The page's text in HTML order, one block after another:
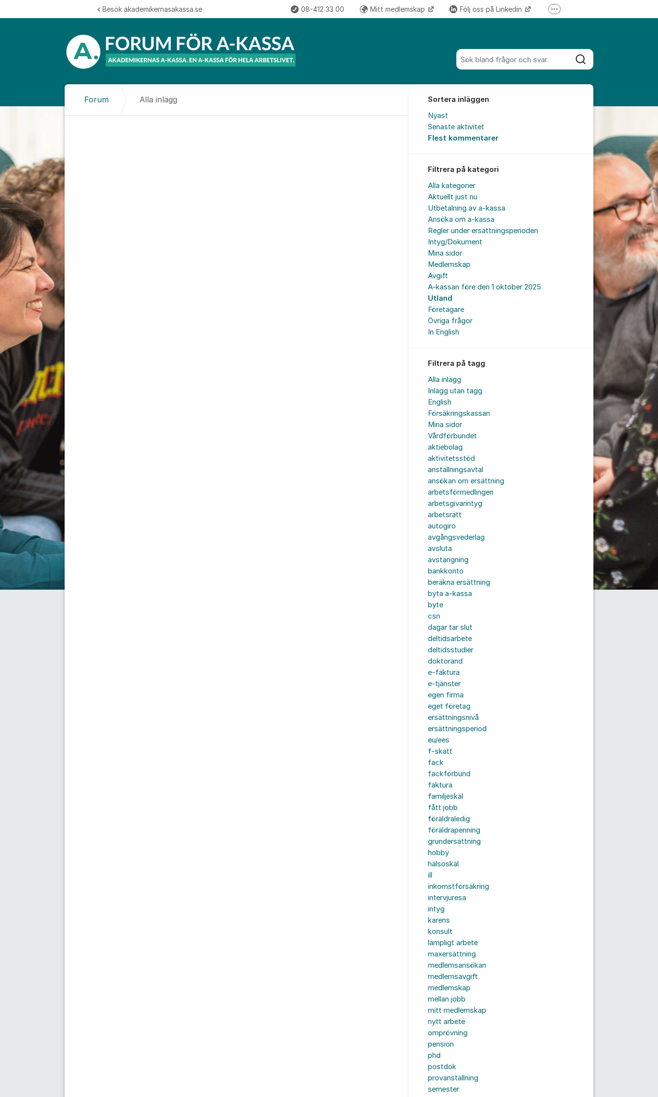
Sök bland alla inlägg
Sök
Besök akademikernasakassa.se 08-412 33 00 Mitt medlemskap Följ oss på Linkedin Fler supportlänkar
Forum Alla inlägg
Sortera inläggen
Nyast
Senaste aktivitet
Flest kommentarer
Filtrera på kategori
Alla kategorier
Aktuellt just nu
Utbetalning av a-kassa
Ansöka om a-kassa
Regler under ersättningsperioden
Intyg/Dokument
Mina sidor
Medlemskap
Avgift
A-kassan före den 1 oktober 2025
Utland
Företagare
Övriga frågor
In English
Filtrera på tagg
Alla inlägg
Inlägg utan tagg
English
Försäkringskassan
Mina sidor
Vårdförbundet
aktiebolag
aktivitetsstöd
anställningsavtal
ansökan om ersättning
arbetsförmedlingen
arbetsgivarintyg
arbetsrätt
autogiro
avgångsvederlag
avsluta
avstängning
bankkonto
beräkna ersättning
byta a-kassa
byte
csn
dagar tar slut
deltidsarbete
deltidsstudier
doktorand
e-faktura
e-tjänster
egen firma
eget företag
ersättningsnivå
ersättningsperiod
eu/ees
f-skatt
fack
fackförbund
faktura
familjeskäl
fått jobb
föräldraledig
föräldrapenning
grundersättning
hobby
hälsoskäl
ill
inkomstförsäkring
intervjuresa
intyg
karens
konsult
lämpligt arbete
maxersättning
medlemsansökan
medlemsavgift
medlemskap
mellan jobb
mitt medlemskap
nytt arbete
omprövning
pension
phd
postdok
provanställning
semester